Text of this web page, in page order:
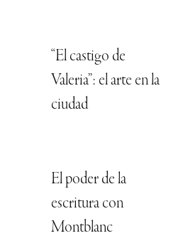
“El castigo de
Valeria”: el arte en la
ciudad
El poder de la
escritura con
Montblanc